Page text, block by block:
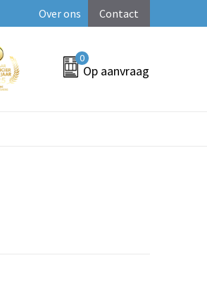
Over ons Contact
0
Op aanvraag